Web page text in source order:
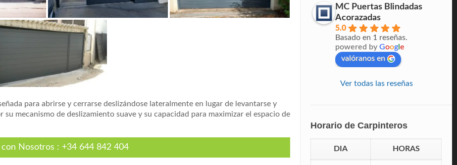
para abrirse y cerrarse deslizándose lateralmente en lugar de levantarse y
mecanismo de deslizamiento suave y su capacidad para maximizar el espacio de
Nosotros : +34 644 842 404
MC Puertas Blindadas
Acorazadas
5.0
Basado en 1 reseñas.
powered byGoog le
valóranos en
Ver todas las reseñas
Horario de Carpinteros
DIA HORAS